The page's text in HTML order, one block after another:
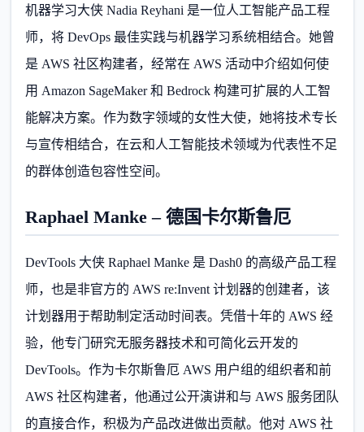
机器学习大侠 Nadia Reyhani 是一位人工智能产品工程
师，将 DevOps 最佳实践与机器学习系统相结合。她曾
是 AWS 社区构建者，经常在 AWS 活动中介绍如何使
用 Amazon SageMaker 和 Bedrock 构建可扩展的人工智
能解决方案。作为数字领域的女性大使，她将技术专长
与宣传相结合，在云和人工智能技术领域为代表性不足
的群体创造包容性空间。
Raphael Manke – 德国卡尔斯鲁厄
DevTools 大侠 Raphael Manke 是 Dash0 的高级产品工程
师，也是非官方的 AWS re:Invent 计划器的创建者，该
计划器用于帮助制定活动时间表。凭借十年的 AWS 经
验，他专门研究无服务器技术和可简化云开发的
DevTools。作为卡尔斯鲁厄 AWS 用户组的组织者和前
AWS 社区构建者，他通过公开演讲和与 AWS 服务团队
的直接合作，积极为产品改进做出贡献。他对 AWS 社